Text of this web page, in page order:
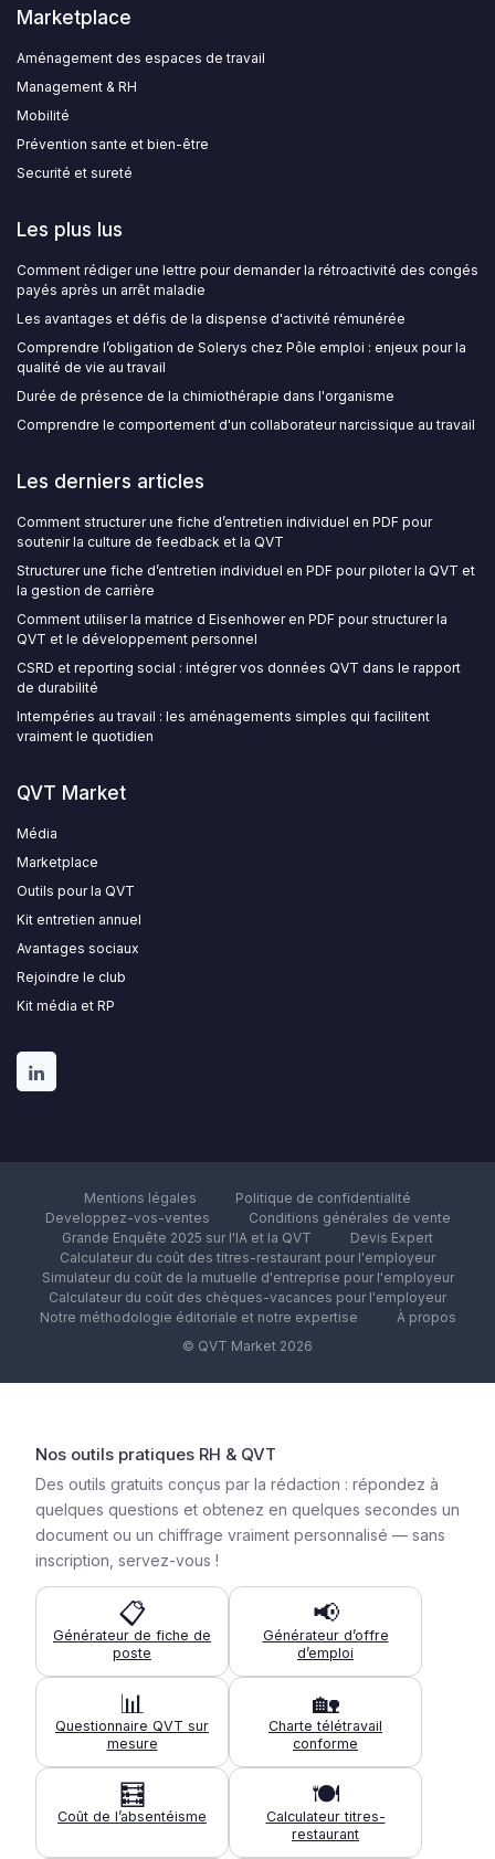
Marketplace
Aménagement des espaces de travail
Management & RH
Mobilité
Prévention sante et bien-être
Securité et sureté
Les plus lus
Comment rédiger une lettre pour demander la rétroactivité des congés
payés après un arrêt maladie
Les avantages et défis de la dispense d'activité rémunérée
Comprendre l’obligation de Solerys chez Pôle emploi : enjeux pour la
qualité de vie au travail
Durée de présence de la chimiothérapie dans l'organisme
Comprendre le comportement d'un collaborateur narcissique au travail
Les derniers articles
Comment structurer une fiche d’entretien individuel en PDF pour
soutenir la culture de feedback et la QVT
Structurer une fiche d’entretien individuel en PDF pour piloter la QVT et
la gestion de carrière
Comment utiliser la matrice d Eisenhower en PDF pour structurer la
QVT et le développement personnel
CSRD et reporting social : intégrer vos données QVT dans le rapport
de durabilité
Intempéries au travail : les aménagements simples qui facilitent
vraiment le quotidien
QVT Market
Média
Marketplace
Outils pour la QVT
Kit entretien annuel
Avantages sociaux
Rejoindre le club
Kit média et RP
Mentions légales
Politique de confidentialité
Developpez-vos-ventes
Conditions générales de vente
Grande Enquête 2025 sur l'IA et la QVT
Devis Expert
Calculateur du coût des titres-restaurant pour l'employeur
Simulateur du coût de la mutuelle d'entreprise pour l'employeur
Calculateur du coût des chèques-vacances pour l'employeur
Notre méthodologie éditoriale et notre expertise
À propos
© QVT Market 2026
Nos outils pratiques RH & QVT
Des outils gratuits conçus par la rédaction : répondez à
quelques questions et obtenez en quelques secondes un
document ou un chiffrage vraiment personnalisé — sans
inscription, servez-vous !
📋
Générateur de fiche de
poste
📢
Générateur d’offre
d’emploi
📊
Questionnaire QVT sur
mesure
🏡
Charte télétravail
conforme
🧮
Coût de l’absentéisme
🍽️
Calculateur titres-
restaurant